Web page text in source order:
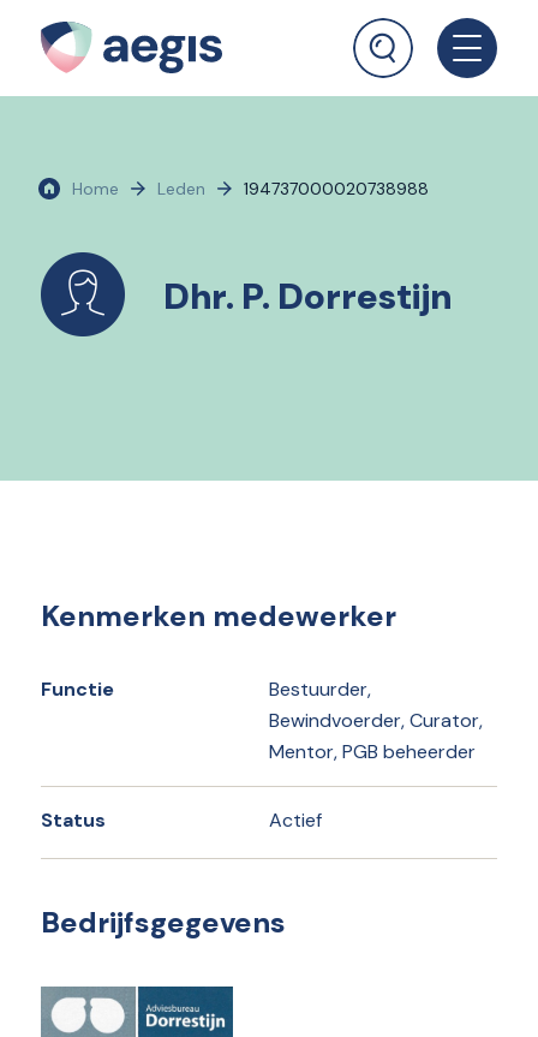
Home Leden 194737000020738988
Dhr. P. Dorrestijn
Kenmerken medewerker
Functie
Bestuurder,
Bewindvoerder, Curator,
Mentor, PGB beheerder
Status Actief
Bedrijfsgegevens